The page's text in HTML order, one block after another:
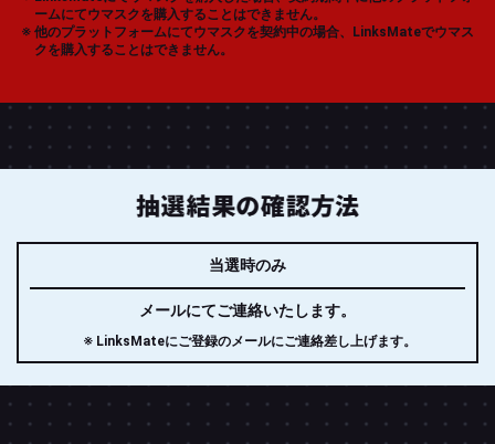
ームにてウマスクを購入することはできません。
他のプラットフォームにてウマスクを契約中の場合、LinksMateでウマス
クを購入することはできません。
当選時のみ
メールにてご連絡いたします。
LinksMateにご登録のメールにご連絡差し上げます。